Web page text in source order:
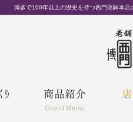
博多で100年以上の歴史を持つ西門蒲鉾本